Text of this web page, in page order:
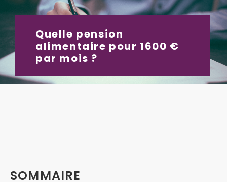
Quelle pension
alimentaire pour 1600 €
par mois ?
SOMMAIRE